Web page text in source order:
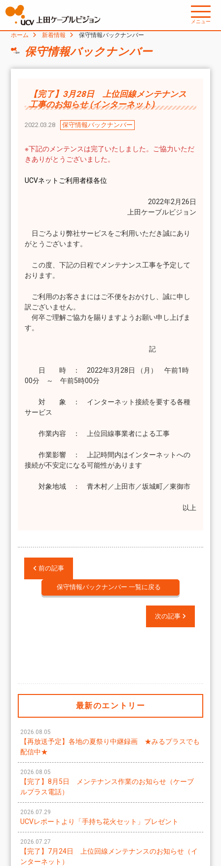
メニュー
ホーム 新着情報 保守情報バックナンバー
保守情報バックナンバー
【完了】3月28日 上位回線メンテナンス
工事のお知らせ (インターネット)
2022.03.28 保守情報バックナンバー
※下記のメンテンスは完了いたしました。ご協力いただ
きありがとうございました。
UCVネットご利用者様各位
2022年2月26日
上田ケーブルビジョン
日ごろより弊社サービスをご利用いただき誠にあり
がとうございます。
この度、下記の日程でメンテナンス工事を予定して
おります。
ご利用のお客さまにはご不便をおかけし、誠に申し
訳ございません。
何卒ご理解ご協力を賜りますようお願い申し上げま
す。
記
日 時 ： 2022年3月28日 （月） 午前1時
00分 ～ 午前5時00分
対 象 ： インターネット接続を要する各種
サービス
作業内容 ： 上位回線事業者による工事
作業影響 ： 上記時間内はインターネットへの
接続が不安定になる可能性があります
対象地域 ： 青木村／上田市／坂城町／東御市
以上
前の記事
保守情報バックナンバー 一覧に戻る
次の記事
最新のエントリー
2026.08.05
【再放送予定】各地の夏祭り中継録画 ★みるプラスでも
配信中★
2026.08.05
【完了】8月5日 メンテナンス作業のお知らせ（ケーブ
ルプラス電話）
2026.07.29
UCVレポートより「手持ち花火セット」プレゼント
2026.07.27
【完了】7月24日 上位回線メンテナンスのお知らせ（イ
ンターネット）